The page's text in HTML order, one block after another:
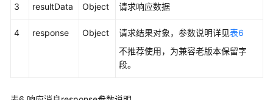
话
3 resultData Object 请求响应数据
4 response Object 请求结果对象，参数说明详见表6
不推荐使用，为兼容老版本保留字
段。